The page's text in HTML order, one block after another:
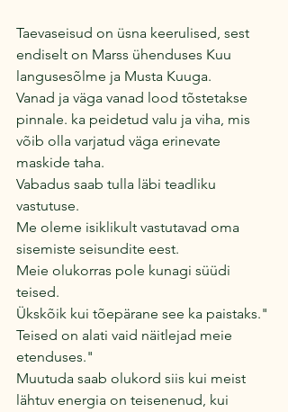
Taevaseisud on üsna keerulised, sest
endiselt on Marss ühenduses Kuu
langusesõlme ja Musta Kuuga.
Vanad ja väga vanad lood tõstetakse
pinnale. ka peidetud valu ja viha, mis
võib olla varjatud väga erinevate
maskide taha.
Vabadus saab tulla läbi teadliku
vastutuse.
Me oleme isiklikult vastutavad oma
sisemiste seisundite eest.
Meie olukorras pole kunagi süüdi
teised.
Ükskõik kui tõepärane see ka paistaks."
Teised on alati vaid näitlejad meie
etenduses."
Muutuda saab olukord siis kui meist
lähtuv energia on teisenenud, kui